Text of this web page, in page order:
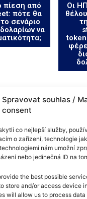
Spravovat souhlas /
consent
co nejlepší služby,
o zařízení, technologie
nám umožní
nebo jedinečná ID na
the best possible
store and/or access device
will allow us to process
πίεση από
πότε θα
σενάριο
να
Οι
(ΕΕ)